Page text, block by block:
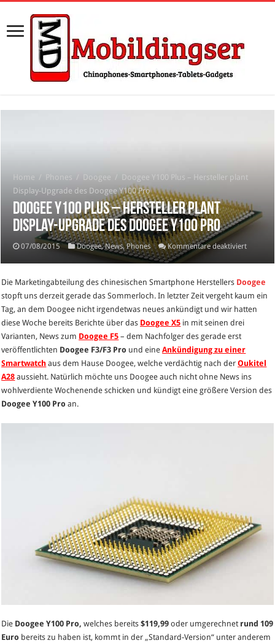
Home / Phones / Doogee /
Doogee Y100 Plus – Hersteller plant
Display-Upgrade des Doogee Y100 Pro
Doogee Y100 Plus – Hersteller plant
Display-Upgrade des Doogee Y100 Pro
07/08/2015 Doogee,News,Phones Kommentare deaktiviertfür
Plus
–
des
Doogee
Y100
Die Marketingabteilung des chinesischen Smartphone Herstellers Doogee
stopft uns derzeit gerade das Sommerloch. In letzter Zeit vergeht kaum ein
Tag, an dem Doogee nicht irgendetwas neues ankündigt und wir hatten
diese Woche bereits Berichte über das Doogee X5 in mit seinen drei
Varianten, News zum Doogee F5 – dem Nachfolger des gerade erst
veröffentlichten Doogee F3/F3 Pro und eineAnkündigung zu einer
Smartwatch aus dem Hause Doogee, welche verdächtig nach derOukitel
A28 aussieht. Natürlich möchte uns Doogee auch nicht ohne News ins
wohlverdiente Wochenende schicken und kündigt eine größere Version des
Doogee Y100 Pro an.
Die Doogee Y100 Pro, welches bereits$119,99 oder umgerechnet rund 109
Euro bereits zu haben ist, kommt in der „Standard-Version“ unter anderem